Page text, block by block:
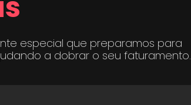
especial que preparamos para
a dobrar o seu faturamento.